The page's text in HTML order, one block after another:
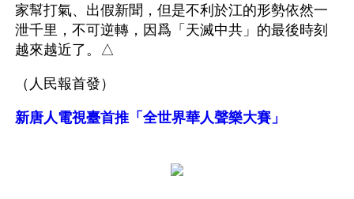
家幫打氣、出假新聞，但是不利於江的形勢依然一
泄千里，不可逆轉，因爲「天滅中共」的最後時刻
越來越近了。△
（人民報首發）
新唐人電視臺首推「全世界華人聲樂大賽」